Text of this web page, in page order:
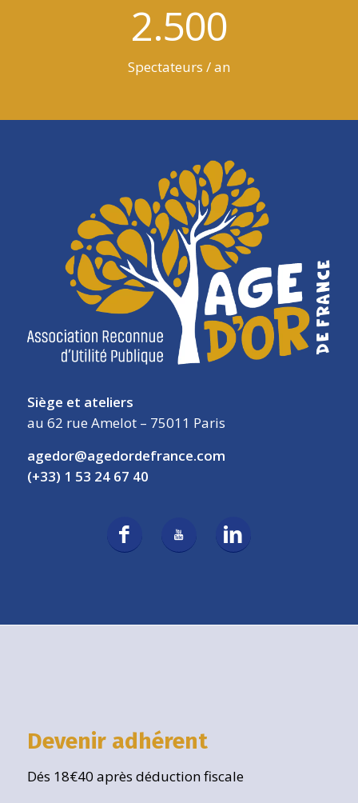
2.500
Spectateurs / an
Siège et ateliers
au 62 rue Amelot – 75011 Paris
agedor@agedordefrance.com
(+33) 1 53 24 67 40
Devenir adhérent
Dés 18€40 après déduction fiscale